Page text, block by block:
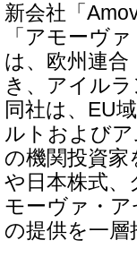
新会社「
「アモーヴ
は、欧州連合
き、アイル
同社は、EU
ルトおよび
の機関投資
や日本株式
モーヴァ・
の提供を一層